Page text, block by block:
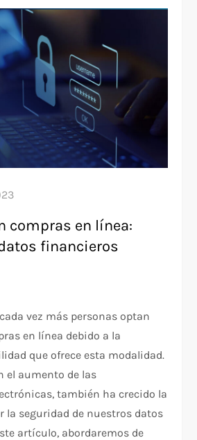
compras en línea:
financieros
vez más personas optan
en línea debido a la
que ofrece esta modalidad.
el aumento de las
también ha crecido la
la seguridad de nuestros datos
artículo, abordaremos de